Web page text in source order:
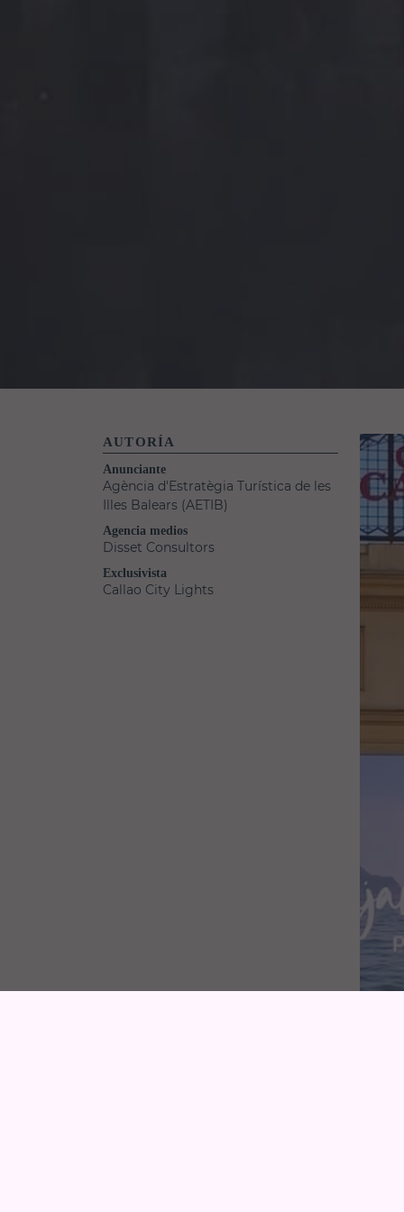
AUTORÍA
Anunciante
Agència d'Estratègia Turística de les
Illes Balears (AETIB)
Agencia medios
Disset Consultors
Exclusivista
Callao City Lights